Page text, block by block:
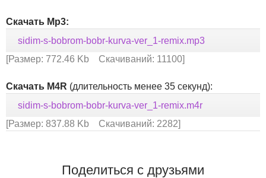
Скачать Mp3:
sidim-s-bobrom-bobr-kurva-ver_1-remix.mp3
[Размер: 772.46 Kb Скачиваний: 11100]
Скачать M4R (длительность менее 35 секунд):
sidim-s-bobrom-bobr-kurva-ver_1-remix.m4r
[Размер: 837.88 Kb Скачиваний: 2282]
Поделиться с друзьями